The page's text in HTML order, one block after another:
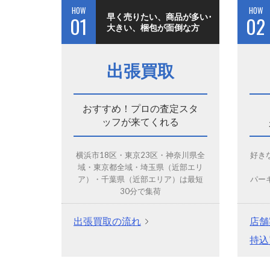
HOW
01
早く売りたい、商品が多い･
大きい、梱包が面倒な方
出張買取
おすすめ！プロの査定スタ
ッフが来てくれる
横浜市18区・東京23区・神奈川県全
域・東京都全域・埼玉県（近部エリ
ア）・千葉県（近部エリア）は最短
30分で集荷
出張買取の流れ
HOW
02
好き
パー
店
持